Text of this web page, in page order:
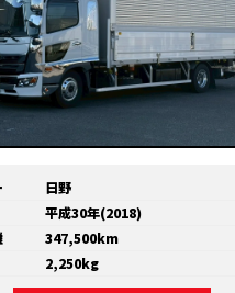
日野
平成30年(2018)
347,500km
2,250kg